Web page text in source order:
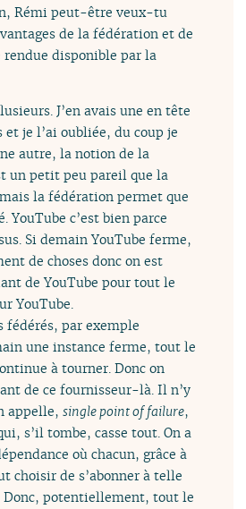
Rémi peut-être veux-tu
de la fédération et de
disponible par la
J’en avais une en tête
et je l’ai oubliée, du coup je
autre, la notion de la
un petit peu pareil que la
la fédération permet que
YouTube c’est bien parce
Si demain YouTube ferme,
de choses donc on est
de YouTube pour tout le
YouTube.
fédérés, par exemple
une instance ferme, tout le
à tourner. Donc on
de ce fournisseur-là. Il n’y
appelle,single point of failure,
s’il tombe, casse tout. On a
où chacun, grâce à
choisir de s’abonner à telle
Donc, potentiellement, tout le